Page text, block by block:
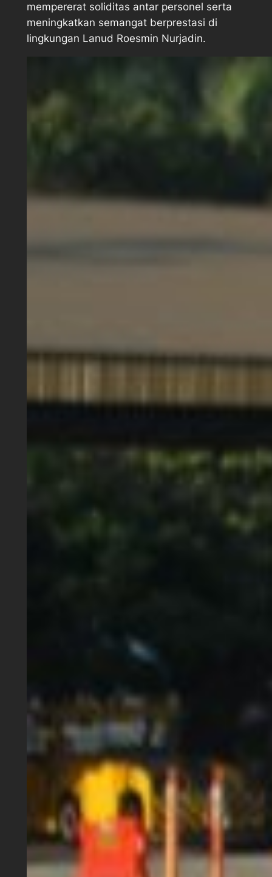
mempererat soliditas antar personel serta
meningkatkan semangat berprestasi di
lingkungan Lanud Roesmin Nurjadin.